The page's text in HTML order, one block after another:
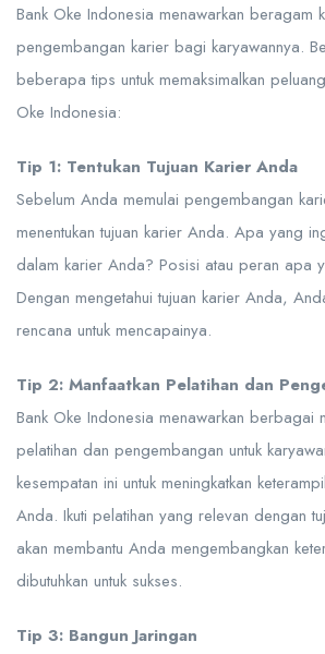
Bank Oke Indonesia menawarkan beragam
pengembangan karier bagi karyawannya.
beberapa tips untuk memaksimalkan
Oke Indonesia:
Tip 1: Tentukan Tujuan Karier Anda
Sebelum Anda memulai pengembangan
menentukan tujuan karier Anda. Apa yang
dalam karier Anda? Posisi atau peran apa
Dengan mengetahui tujuan karier Anda,
rencana untuk mencapainya.
Tip 2: Manfaatkan Pelatihan dan
Bank Oke Indonesia menawarkan berbagai
pelatihan dan pengembangan untuk
kesempatan ini untuk meningkatkan
Anda. Ikuti pelatihan yang relevan dengan
akan membantu Anda mengembangkan
dibutuhkan untuk sukses.
Tip 3: Bangun Jaringan